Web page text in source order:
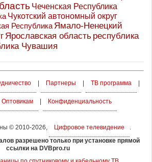
Чеченская Республика
Чукотский автономный округ
Республика Ямало-Ненецкий
Ярославская область республика
Чувашия
Партнеры ТВ программа
Оптовикам Конфиденциальность
© 2010-2026, Цифровое телевидение
.
разрешено только при установке прямой
ссылки на DVBpro.ru